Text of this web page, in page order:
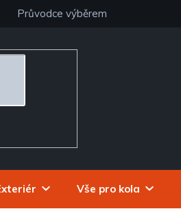
Průvodce výběrem
Vše pro kola